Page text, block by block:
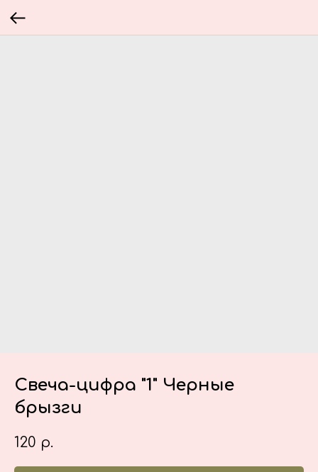
Свеча-цифра "1" Черные
брызги
120 р.